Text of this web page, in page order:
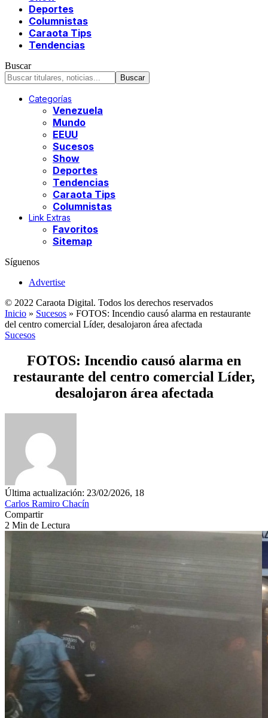
Deportes
Columnistas
Caraota Tips
Tendencias
Buscar
Categorías
Venezuela
Mundo
EEUU
Sucesos
Show
Deportes
Tendencias
Caraota Tips
Columnistas
Link Extras
Favoritos
Sitemap
Síguenos
Advertise
© 2022 Caraota Digital. Todos los derechos reservados
Inicio » Sucesos » FOTOS: Incendio causó alarma en restaurante
del centro comercial Líder, desalojaron área afectada
Sucesos
FOTOS: Incendio causó alarma en
restaurante del centro comercial Líder,
desalojaron área afectada
Última actualización: 23/02/2026, 18
Carlos Ramiro Chacín
Compartir
2 Min de Lectura